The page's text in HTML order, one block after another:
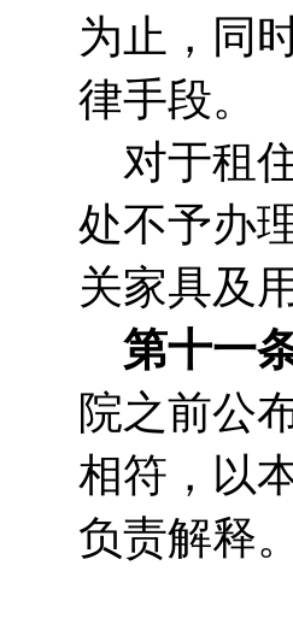
为止，同
律手段。
对于租
处不予办
关家具及
第十一
院之前公
相符，以
负责解释